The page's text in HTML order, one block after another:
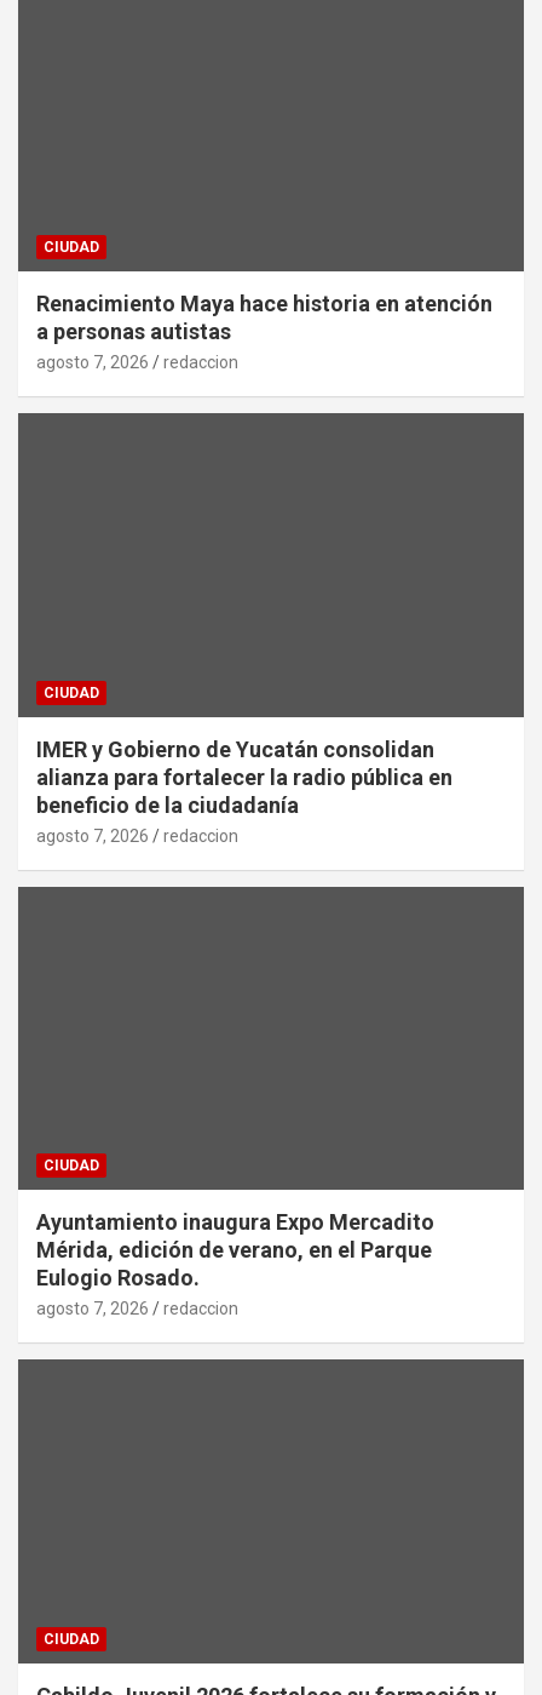
CIUDAD
Renacimiento Maya hace historia en atención
a personas autistas
agosto 7, 2026 redaccion
CIUDAD
IMER y Gobierno de Yucatán consolidan
alianza para fortalecer la radio pública en
beneficio de la ciudadanía
agosto 7, 2026 redaccion
CIUDAD
Ayuntamiento inaugura Expo Mercadito
Mérida, edición de verano, en el Parque
Eulogio Rosado.
agosto 7, 2026 redaccion
CIUDAD